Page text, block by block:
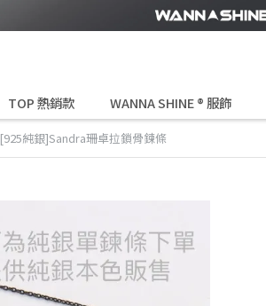
TOP 熱銷款 WANNA SHINE ® 服飾
[925純銀]Sandra珊卓拉鎖骨鍊條